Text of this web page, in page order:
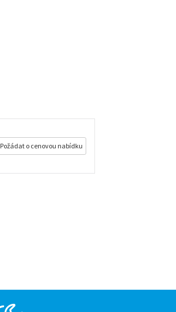
Požádat o cenovou nabídku